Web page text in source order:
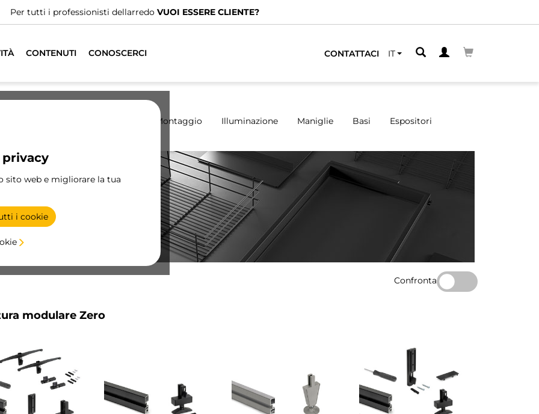
Abbiamo distributori specializzati.TROVA IL PIÙ VICINO
CONTENUTI CONOSCERCI CONTATTACI IT
sito web e migliorare la tua
i cookie
Montaggio Illuminazione Maniglie Basi Espositori
Confronta
modulare Zero